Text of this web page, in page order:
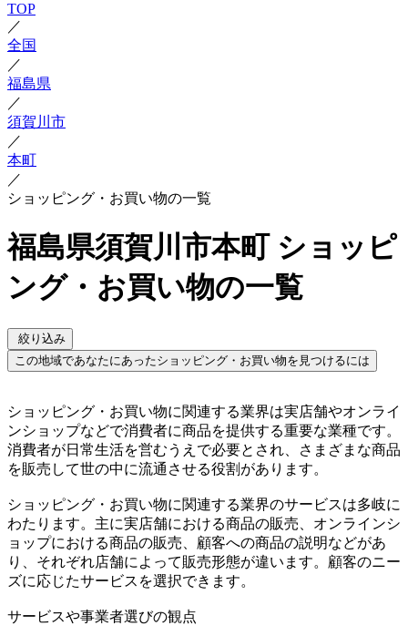
TOP
／
全国
／
福島県
／
須賀川市
／
本町
／
ショッピング・お買い物の一覧
福島県須賀川市本町 ショッピ
ング・お買い物の一覧
絞り込み
この地域であなたにあったショッピング・お買い物を見つけるには
ショッピング・お買い物に関連する業界は実店舗やオンライ
ンショップなどで消費者に商品を提供する重要な業種です。
消費者が日常生活を営むうえで必要とされ、さまざまな商品
を販売して世の中に流通させる役割があります。
ショッピング・お買い物に関連する業界のサービスは多岐に
わたります。主に実店舗における商品の販売、オンラインシ
ョップにおける商品の販売、顧客への商品の説明などがあ
り、それぞれ店舗によって販売形態が違います。顧客のニー
ズに応じたサービスを選択できます。
サービスや事業者選びの観点